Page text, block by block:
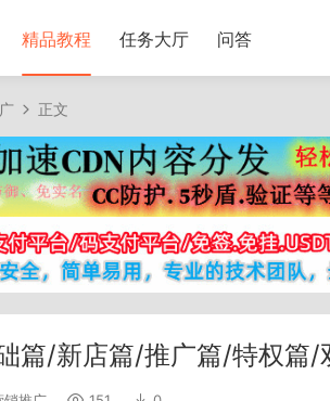
精品教程 任务大厅 问答
正文
篇/新店篇/推广篇/特权篇